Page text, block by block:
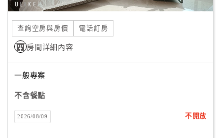
紅
利
查
訂
房
Q&A
查詢空房與房價 電話訂房
房間詳細內容
一般專案
不含餐點
2026/08/09 不開放